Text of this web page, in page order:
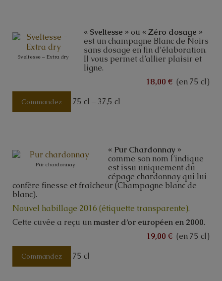
Sveltesse – Extra dry
« Sveltesse » ou « Zéro dosage »
est un champagne Blanc de Noirs
sans dosage en fin d’élaboration.
Il vous permet d’allier plaisir et
ligne.
18,00 € (en 75 cl)
Commandez 75 cl – 37,5 cl
Pur chardonnay
« Pur Chardonnay »
comme son nom l’indique
est issu uniquement du
cépage chardonnay qui lui
confère finesse et fraîcheur (Champagne blanc de
blanc).
Nouvel habillage 2016 (étiquette transparente).
Cette cuvée a reçu unmaster d’or européen en 2000.
19,00 € (en 75 cl)
Commandez 75 cl